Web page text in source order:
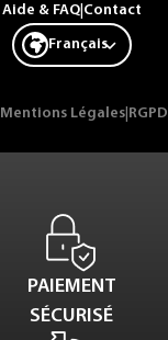
Aide & FAQ| Contact
Français
Mentions Légales RGPD
PAIEMENT
SÉCURISÉ